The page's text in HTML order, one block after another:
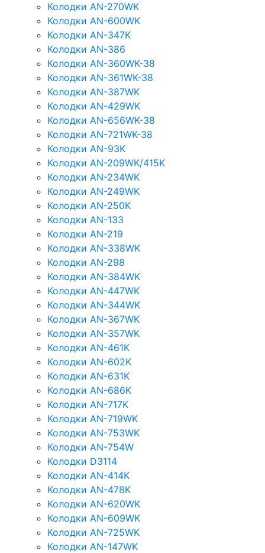
Колодки AN-270WK
Колодки AN-600WK
Колодки AN-347K
Колодки AN-386
Колодки AN-360WK-38
Колодки AN-361WK-38
Колодки AN-387WK
Колодки AN-429WK
Колодки AN-656WK-38
Колодки AN-721WK-38
Колодки AN-93K
Колодки AN-209WK/415K
Колодки AN-234WK
Колодки AN-249WK
Колодки AN-250K
Колодки AN-133
Колодки AN-219
Колодки AN-338WK
Колодки AN-298
Колодки AN-384WK
Колодки AN-447WK
Колодки AN-344WK
Колодки AN-367WK
Колодки AN-357WK
Колодки AN-461K
Колодки AN-602K
Колодки AN-631K
Колодки AN-686K
Колодки AN-717K
Колодки AN-719WK
Колодки AN-753WK
Колодки AN-754W
Колодки D3114
Колодки AN-414K
Колодки AN-478K
Колодки AN-620WK
Колодки AN-609WK
Колодки AN-725WK
Колодки AN-147WK